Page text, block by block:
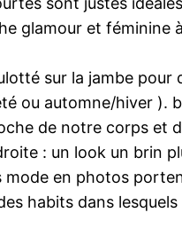
glamour et féminine
sur la jambe
ou automne/hiver
de notre corps
: un look un brin
en photos
habits dans